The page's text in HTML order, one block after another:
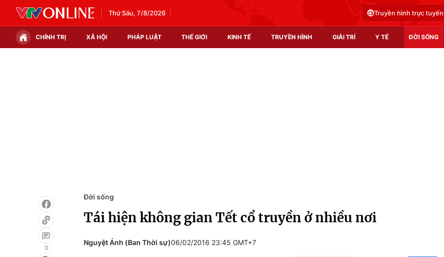
Thứ Sáu, 7/8/2026 Truyền hình trực tuyến
CHÍNH TRỊ XÃ HỘI PHÁP LUẬT THẾ GIỚI KINH TẾ TRUYỀN HÌNH GIẢI TRÍ Y TẾ ĐỜI SỐNG
0
Đời sống
Tái hiện không gian Tết cổ truyền ở nhiều nơi
Nguyệt Ánh (Ban Thời sự)06/02/2016 23:45 GMT+7